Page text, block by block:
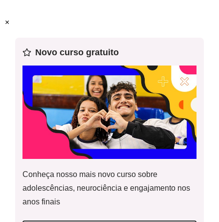
Especialista:Celina Fernandes
×
Novo curso gratuito
Conheça nosso mais novo curso sobre
adolescências, neurociência e engajamento nos
anos finais